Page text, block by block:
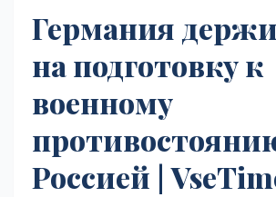
Германия
на подготовку к
военному
Россией |